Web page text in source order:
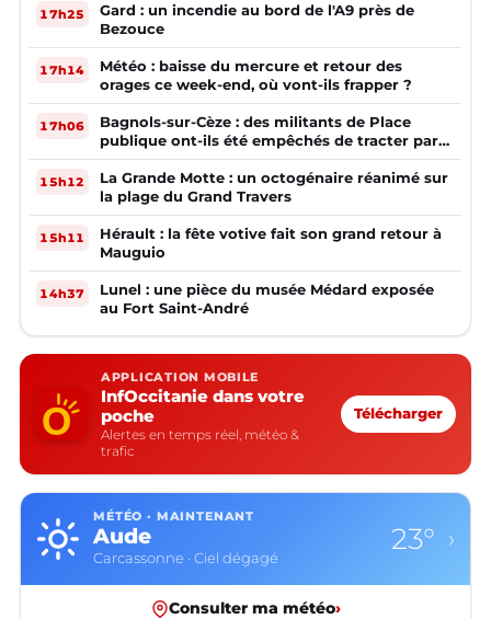
17h25
Gard : un incendie au bord de l'A9 près de
Bezouce
17h14
Météo : baisse du mercure et retour des
orages ce week-end, où vont-ils frapper ?
17h06
Bagnols-sur-Cèze : des militants de Place
publique ont-ils été empêchés de tracter par
la mairie ?
15h12
La Grande Motte : un octogénaire réanimé sur
la plage du Grand Travers
15h11
Hérault : la fête votive fait son grand retour à
Mauguio
14h37
Lunel : une pièce du musée Médard exposée
au Fort Saint-André
APPLICATION MOBILE
InfOccitanie dans votre
poche
Alertes en temps réel, météo &
trafic
Télécharger
MÉTÉO · MAINTENANT
Aude
Carcassonne · Ciel dégagé
23° ›
Consulter ma météo›